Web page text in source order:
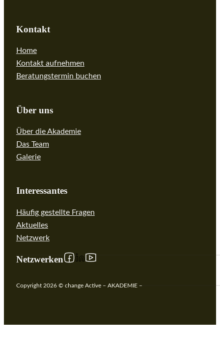
Kontakt
Home
Kontakt aufnehmen
Beratungstermin buchen
Über uns
Über die Akademie
Das Team
Galerie
Interessantes
Häufig gestellte Fragen
Aktuelles
Netzwerk
Netzwerken Follow us on Facebook
Follow us on linkedIn
Copyright 2026 © change Active – AKADEMIE –